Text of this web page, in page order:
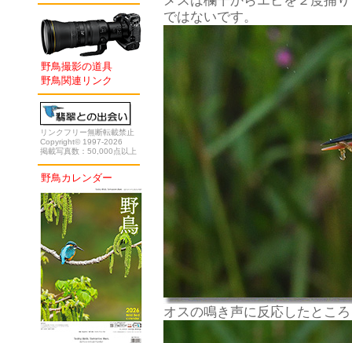
野鳥撮影の道具
野鳥関連リンク
リンクフリー無断転載禁止
Copyright© 1997-2026
掲載写真数：50,000点以上
野鳥カレンダー
ではないです。
オスの鳴き声に反応したとこ